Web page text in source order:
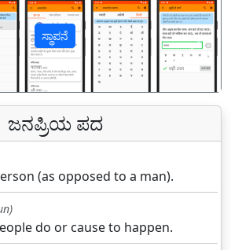
ಸ್ಥಾಪನೆ
ಜನಪ್ರಿಯ ಪದ
(as opposed to a man).
do or cause to happen.